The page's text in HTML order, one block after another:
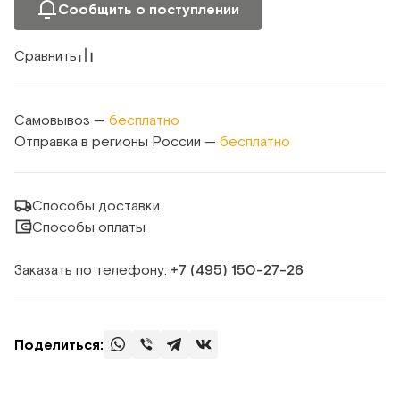
Сообщить о поступлении
Сравнить
Самовывоз — бесплатно
Отправка в регионы России — бесплатно
Способы доставки
Способы оплаты
Заказать по телефону: +7 (495) 150‑27‑26
Поделиться: